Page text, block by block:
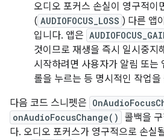
오디오 포커스 손실이 영구적이
( AUDIOFOCUS_LOSS ) 다른 앱
입니다. 앱은
것이므로 재생을 즉시 일시중지
시작하려면 사용자가 알림 또는
롤을 누르는 등 명시적인 작업
다음 코드 스니펫은
onAudioFocusChange()
콜백을
다. 오디오 포커스가 영구적으로 손실